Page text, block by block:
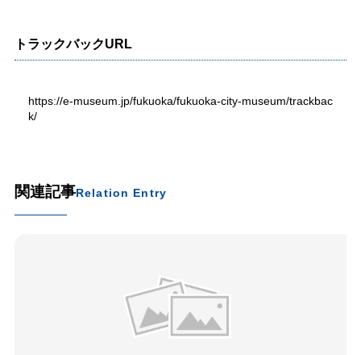
トラックバックURL
https://e-museum.jp/fukuoka/fukuoka-city-museum/trackbac
k/
関連記事Relation Entry